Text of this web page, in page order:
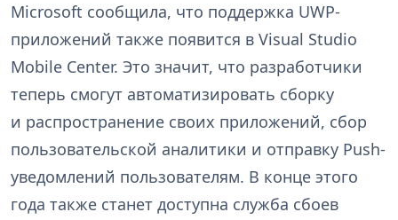
Microsoft сообщила, что поддержка UWP-
приложений также появится в Visual Studio
Mobile Center. Это значит, что разработчики
теперь смогут автоматизировать сборку
и распространение своих приложений, сбор
пользовательской аналитики и отправку Push-
уведомлений пользователям. В конце этого
года также станет доступна служба сбоев